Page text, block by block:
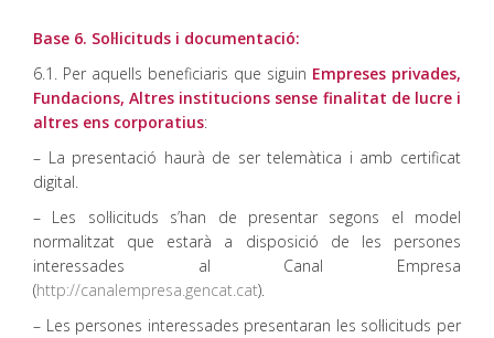
Base 6. Sol·licituds i documentació:
6.1. Per aquells beneficiaris que siguin Empreses privades,
Fundacions, Altres institucions sense finalitat de lucre i
altres ens corporatius:
– La presentació haurà de ser telemàtica i amb certificat
digital.
– Les sol·licituds s’han de presentar segons el model
normalitzat que estarà a disposició de les persones
interessades al Canal Empresa
(http://canalempresa.gencat.cat).
– Les persones interessades presentaran les sol·licituds per